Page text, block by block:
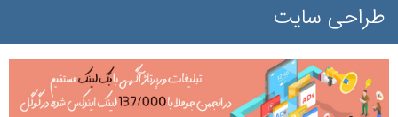
طراحی سایت